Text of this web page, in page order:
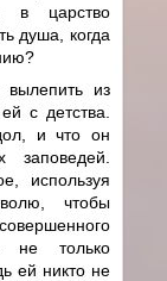
в царство
душа, когда
из
с детства.
и что он
заповедей.
используя
чтобы
не только
ей никто не